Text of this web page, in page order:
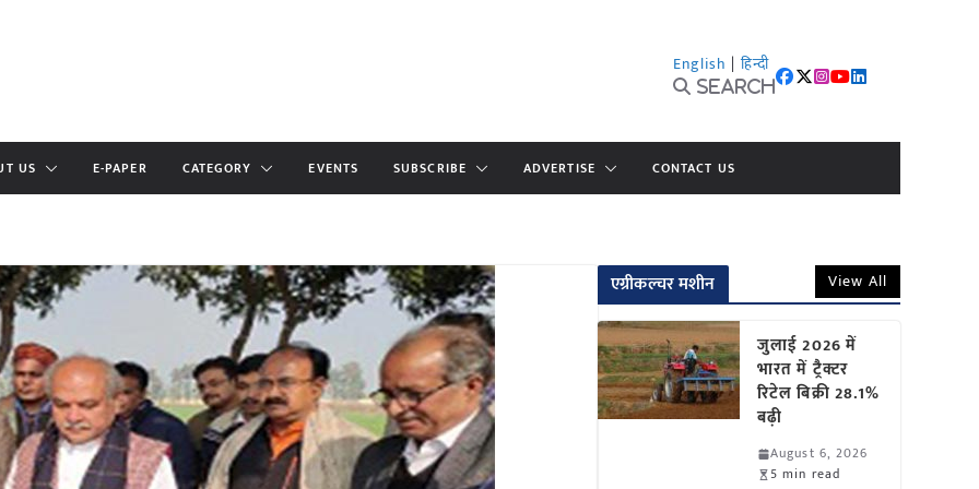
English | हिन्दी
Search
US E-PAPER CATEGORY EVENTS SUBSCRIBE ADVERTISE CONTACT US
एग्रीकल्चर मशीन View All
जुलाई 2026 में
भारत में ट्रैक्टर
रिटेल बिक्री 28.1%
बढ़ी
August 6, 2026
5 min read